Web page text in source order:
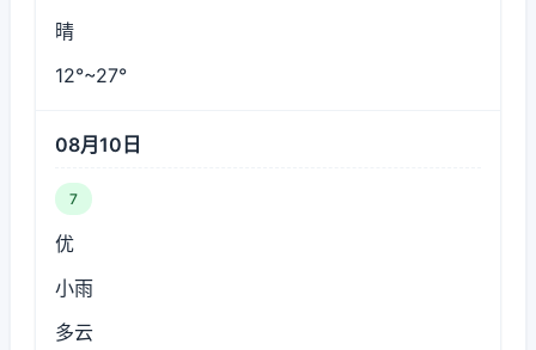
晴
12°~27°
08月10日
7
优
小雨
多云